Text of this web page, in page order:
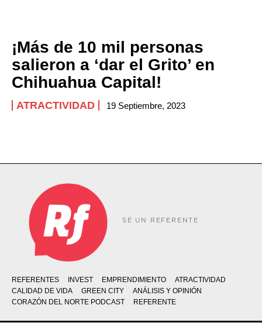
¡Más de 10 mil personas
salieron a ‘dar el Grito’ en
Chihuahua Capital!
ATRACTIVIDAD 19 Septiembre, 2023
SÉ UN REFERENTE
REFERENTES INVEST EMPRENDIMIENTO
ATRACTIVIDAD
CALIDAD DE VIDA
GREEN CITY
ANÁLISIS Y OPINIÓN
CORAZÓN DEL NORTE PODCAST
REFERENTE